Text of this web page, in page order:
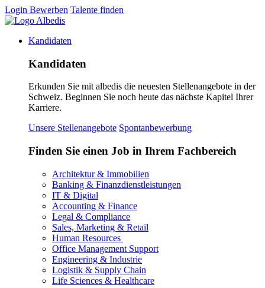
Login Bewerben Talente finden
Kandidaten
Kandidaten
Erkunden Sie mit albedis die neuesten Stellenangebote in der
Schweiz. Beginnen Sie noch heute das nächste Kapitel Ihrer
Karriere.
Unsere Stellenangebote Spontanbewerbung
Finden Sie einen Job in Ihrem Fachbereich
Architektur & Immobilien
Banking & Finanzdienstleistungen
IT & Digital
Accounting & Finance
Legal & Compliance
Sales, Marketing & Retail
Human Resources
Office Management Support
Engineering & Industrie
Logistik & Supply Chain
Life Sciences & Healthcare